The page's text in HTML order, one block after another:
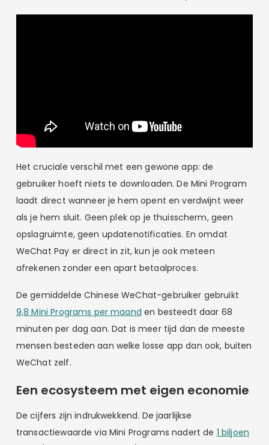
Het cruciale verschil met een gewone app: de
gebruiker hoeft niets te downloaden. De Mini Program
laadt direct wanneer je hem opent en verdwijnt weer
als je hem sluit. Geen plek op je thuisscherm, geen
opslagruimte, geen updatenotificaties. En omdat
WeChat Pay er direct in zit, kun je ook meteen
afrekenen zonder een apart betaalproces.
De gemiddelde Chinese WeChat-gebruiker gebruikt
9,8 Mini Programs per maand en besteedt daar 68
minuten per dag aan. Dat is meer tijd dan de meeste
mensen besteden aan welke losse app dan ook, buiten
WeChat zelf.
Een ecosysteem met eigen economie
De cijfers zijn indrukwekkend. De jaarlijkse
transactiewaarde via Mini Programs nadert de 1 biljoen